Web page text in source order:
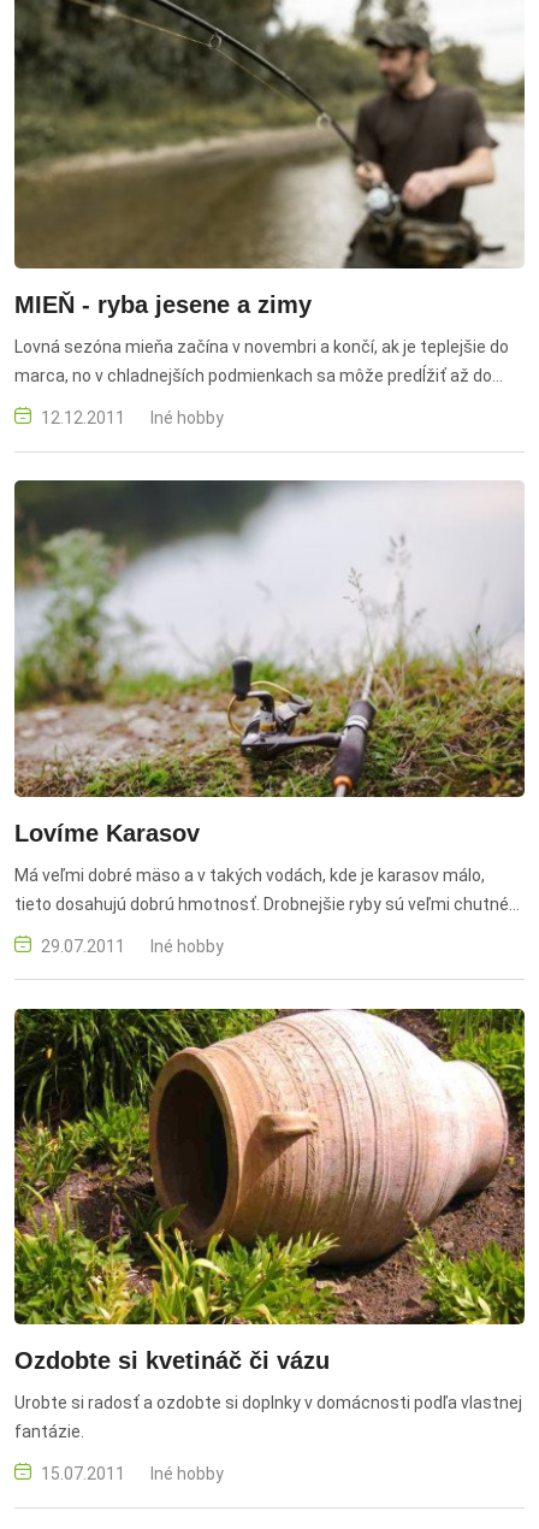
MIEŇ - ryba jesene a zimy
Lovná sezóna mieňa začína v novembri a končí, ak je teplejšie do
marca, no v chladnejších podmienkach sa môže predĺžiť až do
mája.
12.12.2011 Iné hobby
Lovíme Karasov
Má veľmi dobré mäso a v takých vodách, kde je karasov málo,
tieto dosahujú dobrú hmotnosť. Drobnejšie ryby sú veľmi chutné
nakladané na kyslo či marinované.
29.07.2011 Iné hobby
Ozdobte si kvetináč či vázu
Urobte si radosť a ozdobte si doplnky v domácnosti podľa vlastnej
fantázie.
15.07.2011 Iné hobby